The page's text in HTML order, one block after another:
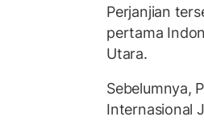
Perjanjian
pertama
Utara.
Sebelumnya,
Internasional